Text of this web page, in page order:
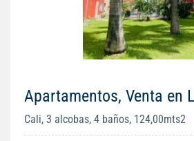
Apartamentos, Venta en
Cali, 3 alcobas, 4 baños, 124,00mts2